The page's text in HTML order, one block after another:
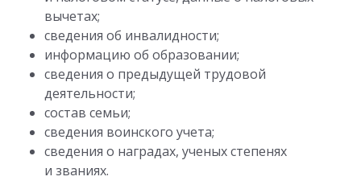
вычетах;
сведения об инвалидности;
информацию об образовании;
сведения о предыдущей трудовой
деятельности;
состав семьи;
сведения воинского учета;
сведения о наградах, ученых степенях
и званиях.